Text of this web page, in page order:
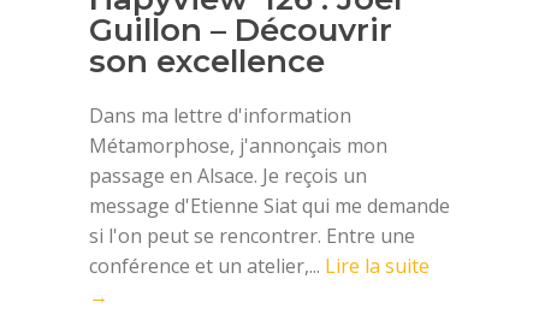
Guillon – Découvrir
son excellence
Dans ma lettre d'information
Métamorphose, j'annonçais mon
passage en Alsace. Je reçois un
message d'Etienne Siat qui me demande
si l'on peut se rencontrer. Entre une
conférence et un atelier,... Lire la suite
→